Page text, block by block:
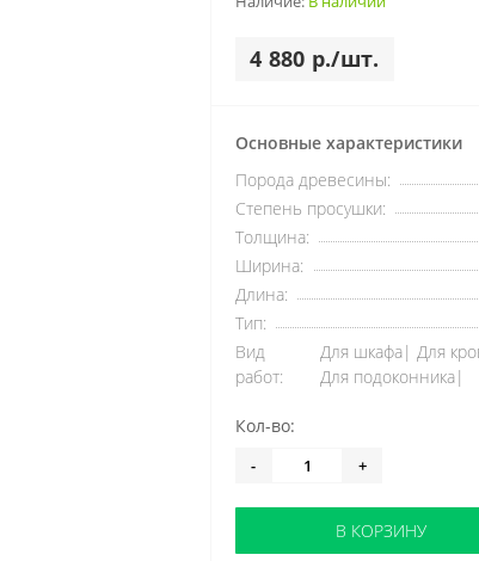
4 880 р./шт.
Основные характеристики
Порода древесины:
Степень просушки:
Толщина:
Ширина:
Длина:
Тип:
Вид
работ:
Для шкафа| Для
Для подоконника|
Кол-во:
- +
В КОРЗИНУ